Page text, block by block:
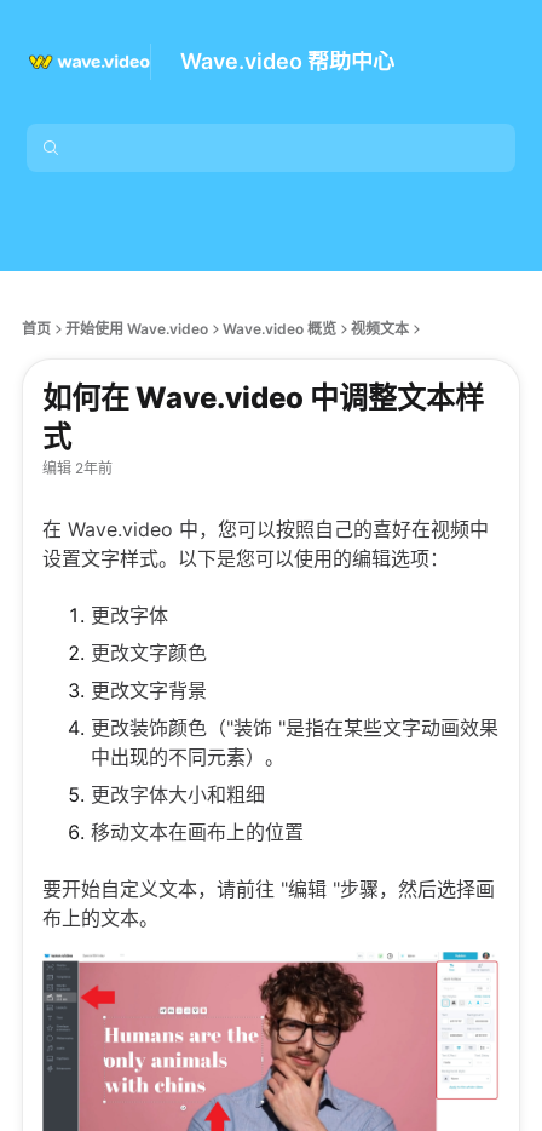
Wave.video 帮助中心
首页 开始使用 Wave.video Wave.video 概览 视频文本
如何在 Wave.video 中调整文本样
式
编辑 2年前
在 Wave.video 中，您可以按照自己的喜好在视频中
设置文字样式。以下是您可以使用的编辑选项：
更改字体
更改文字颜色
更改文字背景
更改装饰颜色（"装饰 "是指在某些文字动画效果
中出现的不同元素）。
更改字体大小和粗细
移动文本在画布上的位置
要开始自定义文本，请前往 "编辑 "步骤，然后选择画
布上的文本。